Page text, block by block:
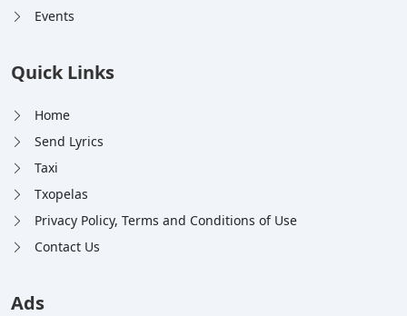
Events
Quick Links
Home
Send Lyrics
Taxi
Txopelas
Privacy Policy, Terms and Conditions of Use
Contact Us
Ads